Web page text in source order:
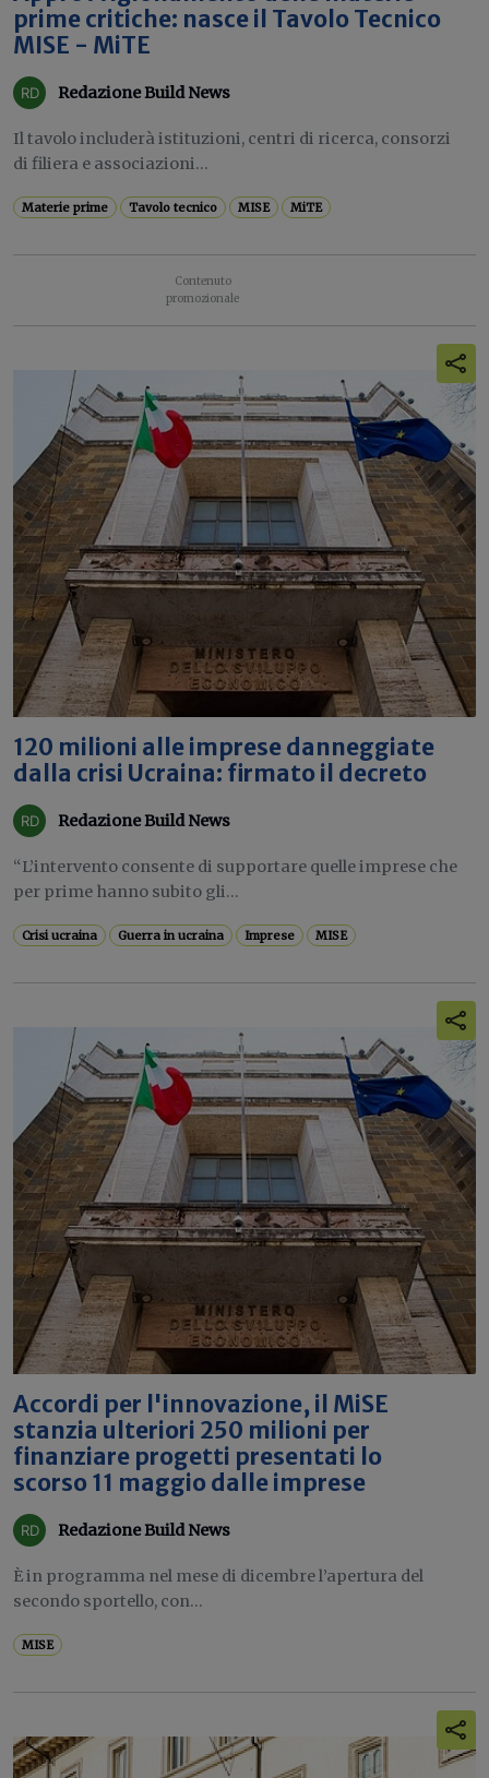
prime critiche: nasce il Tavolo Tecnico
MISE - MiTE
Redazione Build News
Il tavolo includerà istituzioni, centri di ricerca, consorzi
di filiera e associazioni...
Materie prime Tavolo tecnico MISE MiTE
120 milioni alle imprese danneggiate
dalla crisi Ucraina: firmato il decreto
Redazione Build News
“L’intervento consente di supportare quelle imprese che
per prime hanno subito gli...
Crisi ucraina Guerra in ucraina Imprese MISE
Accordi per l'innovazione, il MiSE
stanzia ulteriori 250 milioni per
finanziare progetti presentati lo
scorso 11 maggio dalle imprese
Redazione Build News
È in programma nel mese di dicembre l’apertura del
secondo sportello, con...
MISE